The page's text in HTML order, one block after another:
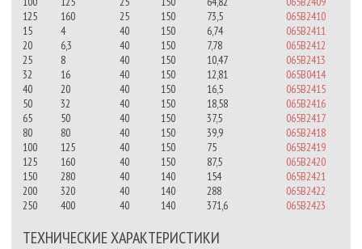
125
160 25 150 73,5
065B2410
15
4 40 150 6,74
065B2411
20
6,3 40 150 7,78
065B2412
25
8 40 150 10,47
065B2413
32
16 40 150 12,81
065B0414
40
20 40 150 16,5
065B2415
50
32 40 150 18,58
065B2416
65
50 40 150 37,5
065B2417
80
80 40 150 39,9
065B2418
100
125 40 150 75
065B2419
125
160 40 150 87,5
065B2420
150
280 40 140 154
065B2421
200
320 40 140 288
065B2422
250
400 40 140 371,6 065B2423
ТЕХНИЧЕСКИЕ ХАРАКТЕРИСТИКИ